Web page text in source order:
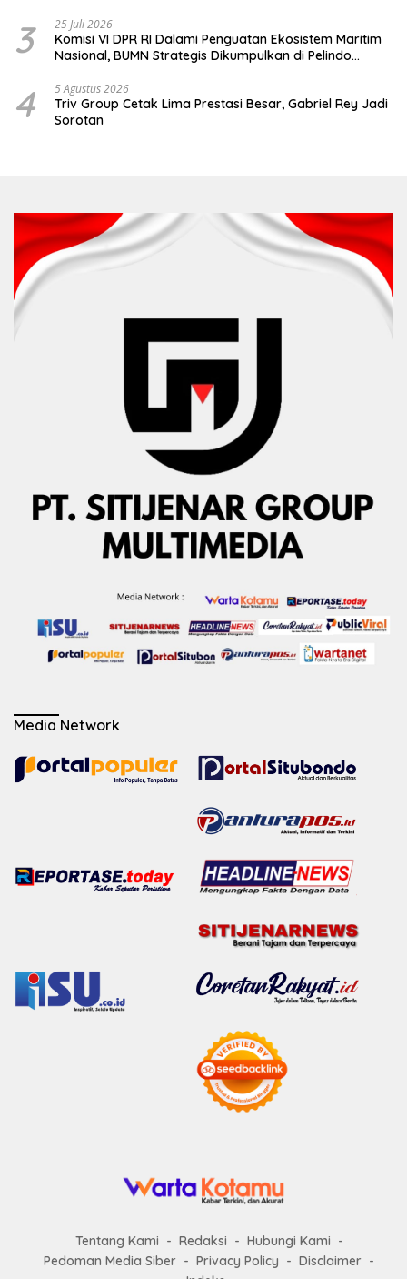
3 25 Juli 2026
Komisi VI DPR RI Dalami Penguatan Ekosistem Maritim
Nasional, BUMN Strategis Dikumpulkan di Pelindo
4 5 Agustus 2026
Triv Group Cetak Lima Prestasi Besar, Gabriel Rey Jadi
Sorotan
Media Network
Tentang Kami Redaksi
Hubungi Kami
Pedoman Media Siber
Privacy Policy
Disclaimer